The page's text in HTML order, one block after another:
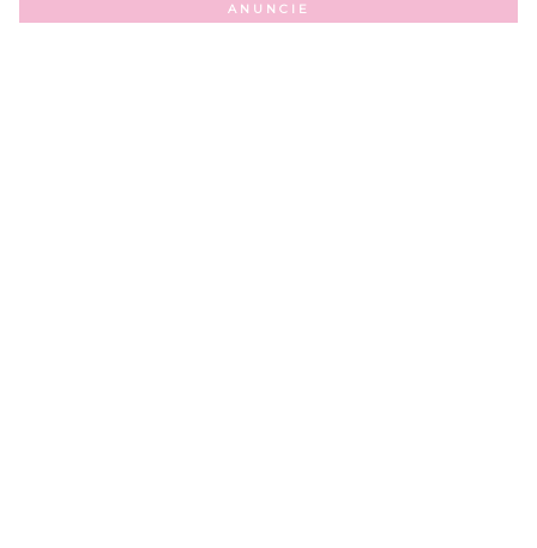
ANUNCIE